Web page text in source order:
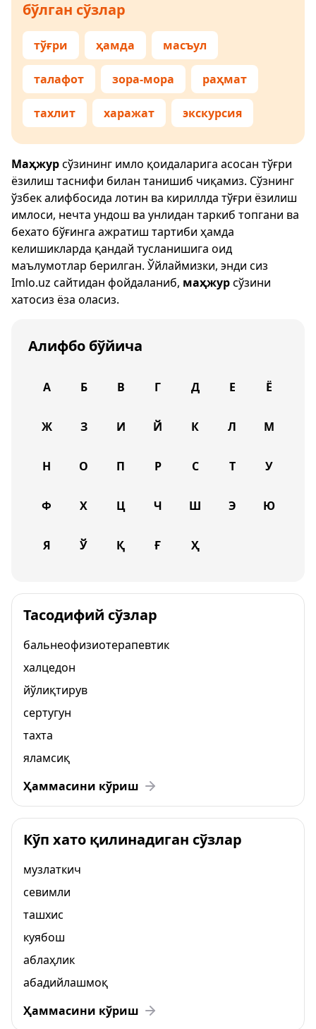
бўлган сўзлар
тўғри ҳамда масъул
талафот зора-мора раҳмат
тахлит харажат экскурсия
Маҳжурсўзининг имло қоидаларига асосан тўғри
ёзилиш таснифи билан танишиб чиқамиз. Сўзнинг
ўзбек алифбосида лотин ва кириллда тўғри ёзилиш
имлоси, нечта ундош ва унлидан таркиб топгани ва
бехато бўғинга ажратиш тартиби ҳамда
келишикларда қандай тусланишига оид
маълумотлар берилган. Ўйлаймизки, энди сиз
Imlo.uz сайтидан фойдаланиб, маҳжурсўзини
хатосиз ёза оласиз.
Алифбо бўйича
А Б В Г Д Е Ё
Ж З И Й К Л М
Н О П Р С Т У
Ф Х Ц Ч Ш Э Ю
Я Ў Қ Ғ Ҳ
Тасодифий сўзлар
бальнеофизиотерапевтик
халцедон
йўлиқтирув
сертугун
тахта
яламсиқ
Ҳаммасини кўриш
Кўп хато қилинадиган сўзлар
музлаткич
севимли
ташхис
куябош
аблаҳлик
абадийлашмоқ
Ҳаммасини кўриш